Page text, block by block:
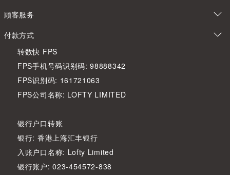
顾客服务
付款方式
转数快 FPS
FPS手机号码识别码: 98888342
FPS识别码: 161721063
FPS公司名称: LOFTY LIMITED
银行户口转账
银行: 香港上海汇丰银行
入账户口名称: Lofty Limited
银行账户: 023-454572-838